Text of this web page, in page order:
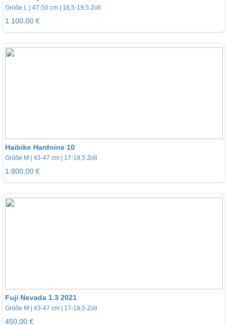
Größe L | 47-50 cm | 18,5-19,5 Zoll
1.100,00 €
Haibike Hardnine 10
Größe M | 43-47 cm | 17-18,5 Zoll
1.800,00 €
Fuji Nevada 1.3 2021
Größe M | 43-47 cm | 17-18,5 Zoll
450,00 €